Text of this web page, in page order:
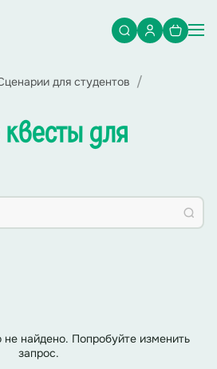
для студентов
для
найдено. Попробуйте изменить
запрос.